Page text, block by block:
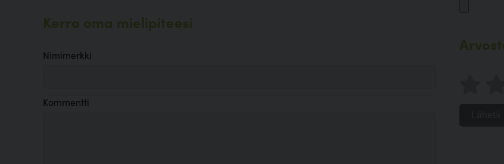
Kerro oma mielipiteesi
Nimimerkki
Kommentti